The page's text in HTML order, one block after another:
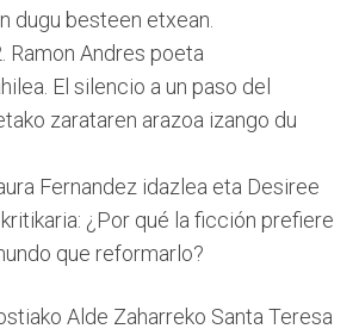
dugu besteen etxean.
Ramon Andres poeta
El silencio a un paso del
zarataren arazoa izango du
Fernandez idazlea eta Desiree
¿Por qué la ficción prefiere
que reformarlo?
Alde Zaharreko Santa Teresa